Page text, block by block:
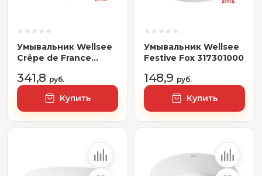
Умывальник Wellsee
Crêpe de France
341,8 руб.
Купить
Умывальник Wellsee
Festive Fox 317301000
148,9 руб.
Купить